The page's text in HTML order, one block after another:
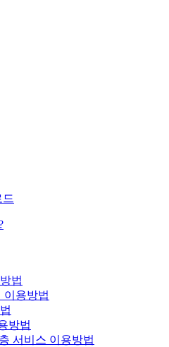
법
이용방법
방법
서비스 이용방법